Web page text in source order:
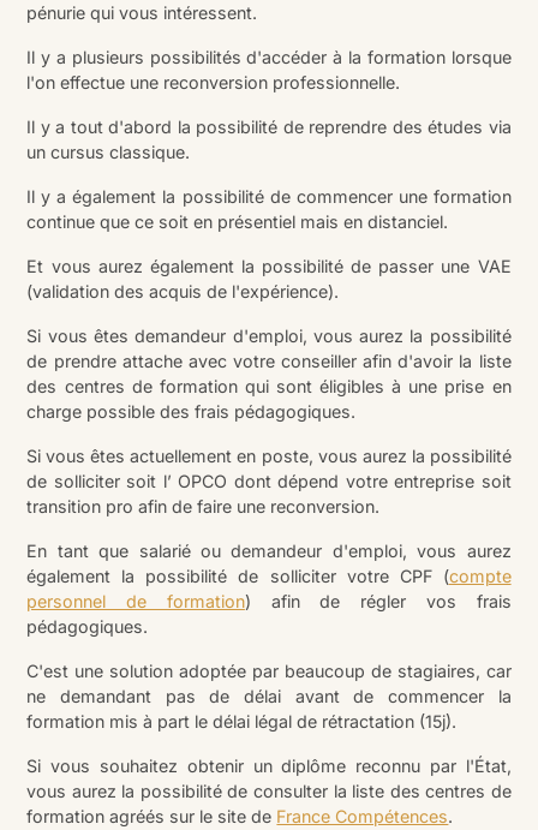
pénurie qui vous intéressent.
Il y a plusieurs possibilités d'accéder à la formation lorsque
l'on effectue une reconversion professionnelle.
Il y a tout d'abord la possibilité de reprendre des études via
un cursus classique.
Il y a également la possibilité de commencer une formation
continue que ce soit en présentiel mais en distanciel.
Et vous aurez également la possibilité de passer une VAE
(validation des acquis de l'expérience).
Si vous êtes demandeur d'emploi, vous aurez la possibilité
de prendre attache avec votre conseiller afin d'avoir la liste
des centres de formation qui sont éligibles à une prise en
charge possible des frais pédagogiques.
Si vous êtes actuellement en poste, vous aurez la possibilité
de solliciter soit l’ OPCO dont dépend votre entreprise soit
transition pro afin de faire une reconversion.
En tant que salarié ou demandeur d'emploi, vous aurez
également la possibilité de solliciter votre CPF (compte
personnel de formation) afin de régler vos frais
pédagogiques.
C'est une solution adoptée par beaucoup de stagiaires, car
ne demandant pas de délai avant de commencer la
formation mis à part le délai légal de rétractation (15j).
Si vous souhaitez obtenir un diplôme reconnu par l'État,
vous aurez la possibilité de consulter la liste des centres de
formation agréés sur le site de France Compétences.